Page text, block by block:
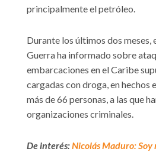
principalmente el petróleo.
Durante los últimos dos
Guerra ha informado sobre
embarcaciones en el Caribe
cargadas con droga, en hechos
más de 66 personas, a las que
organizaciones criminales.
De interés:Nicolás Maduro: Soy